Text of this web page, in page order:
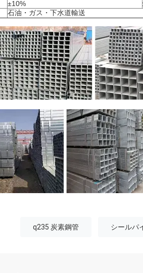
±10%
石油・ガス・下水道輸送
q235 炭素鋼管 シールパ